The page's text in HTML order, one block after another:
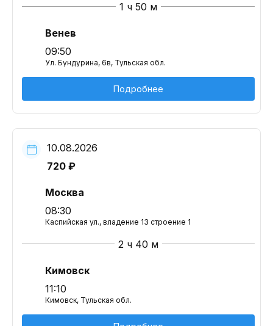
1 ч 50 м
Венев
09:50
Ул. Бундурина, 6в, Тульская обл.
Подробнее
10.08.2026
720 ₽
Москва
08:30
Каспийская ул., владение 13 строение 1
2 ч 40 м
Кимовск
11:10
Кимовск, Тульская обл.